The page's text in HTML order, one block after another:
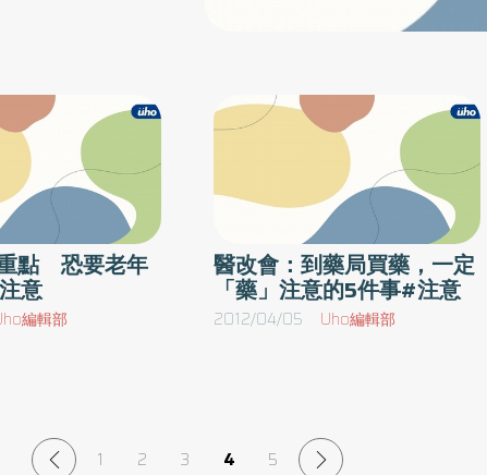
耗熱量，進而產生控制體重的功效，對輕度糖尿
的病人亦可幫助血糖的控制。銀髮族運動計畫，
必須用漸進、多變化且愉快的方式，訓練到肌
力、耐力、柔軟度及動作技巧。應該包括骨質密
度的訓練、姿勢的訓練、骨盆肌肉強度的訓練、
日常功能性活動的訓練，並提供社交的功能。林
美儀也1） 地點／選擇平整且陰涼的運動場地。
2） 時間／避免在吃飯前、後一小時內運動，以
要有數分鐘的緩和運動。5） 休息／運動前或運
有豐富
與腎
盤就
化學變
烤肉醬
醫學
表示
用保鮮
7℃以
然而近幾年有研究
濃度要注意 遵守4
會發揮藥效，然而
併用及注意事項等4
護2小時，20％以上
用限制／因DEET
，兒童使用10～
。歐美盛行配方 藥
點 恐要老年
意
編輯部
醫改會：到藥局買藥，一定
「藥」注意的5件事#注意
2012/04/05 Uho編輯部
1 2 3 4 5